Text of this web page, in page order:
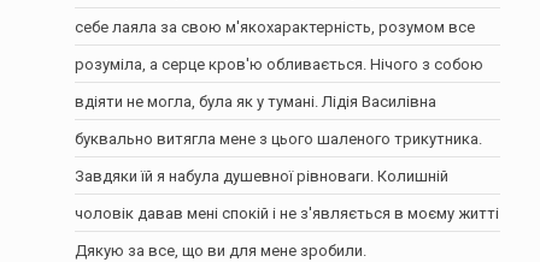
себе лаяла за свою м'якохарактерність, розумом все
розуміла, а серце кров'ю обливається. Нічого з собою
вдіяти не могла, була як у тумані. Лідія Василівна
буквально витягла мене з цього шаленого трикутника.
Завдяки їй я набула душевної рівноваги. Колишній
чоловік давав мені спокій і не з'являється в моєму житті.
Дякую за все, що ви для мене зробили.